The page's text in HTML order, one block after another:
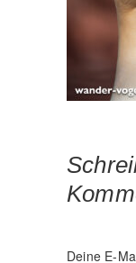
Deine E-